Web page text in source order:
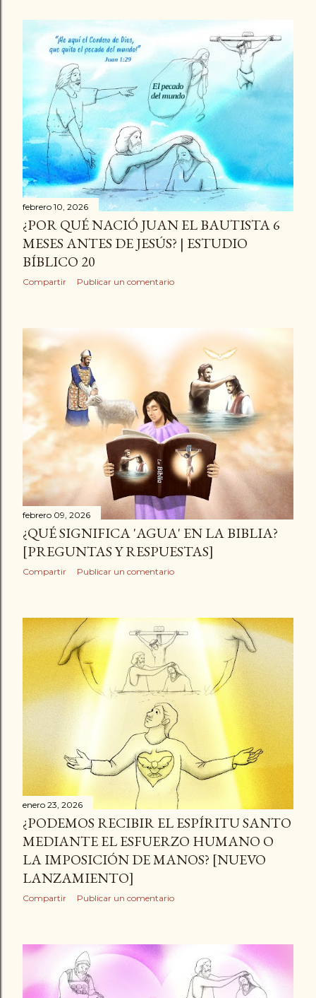
febrero 10, 2026
¿POR QUÉ NACIÓ JUAN EL BAUTISTA 6
MESES ANTES DE JESÚS? | ESTUDIO
BÍBLICO 20
Compartir Publicar un comentario
febrero 09, 2026
¿QUÉ SIGNIFICA 'AGUA' EN LA BIBLIA?
[PREGUNTAS Y RESPUESTAS]
Compartir Publicar un comentario
enero 23, 2026
¿PODEMOS RECIBIR EL ESPÍRITU SANTO
MEDIANTE EL ESFUERZO HUMANO O
LA IMPOSICIÓN DE MANOS? [NUEVO
LANZAMIENTO]
Compartir Publicar un comentario